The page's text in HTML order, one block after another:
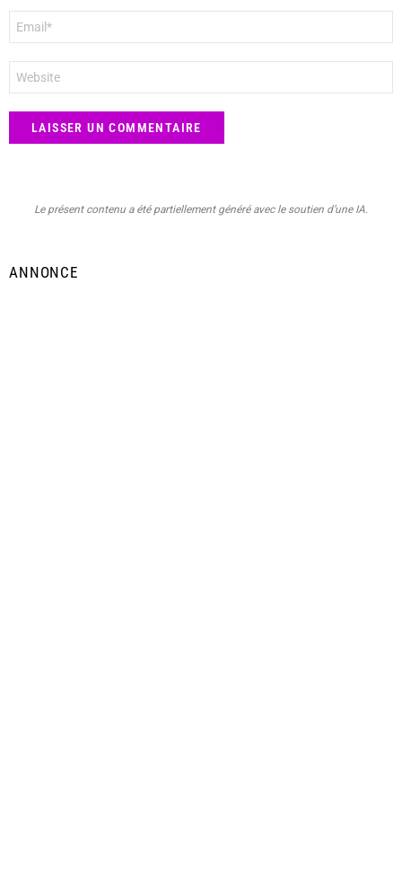
mail
*
web
Le présent contenu a été partiellement généré avec le soutien d’une IA.
ANNONCE